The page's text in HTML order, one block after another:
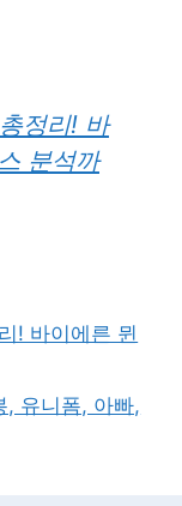
정리! 바
분석까
! 바이에른 뮌
, 유니폼, 아빠,